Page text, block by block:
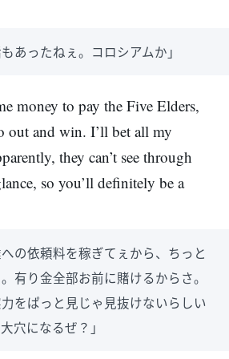
あったねぇ。コロシアムか」
money to pay the Five Elders,
out and win. I’ll bet all my
they can’t see through
so you’ll definitely be a
への依頼料を稼ぎてぇから、ちっと
有り金全部お前に賭けるからさ。
をぱっと見じゃ見抜けないらしい
穴になるぜ？」